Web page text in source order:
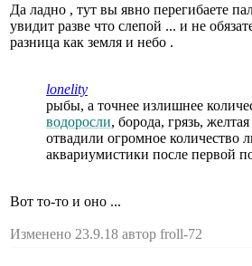
Да ладно , тут вы явно перегибаете
увидит разве что слепой ... и не
разница как земля и небо .
lonelity
рыбы, а точнее излишнее
водоросли, борода, грязь,
отвадили огромное количество
аквариумистики после первой
Вот то-то и оно ...
Изменено 23.9.18 автор froll-72